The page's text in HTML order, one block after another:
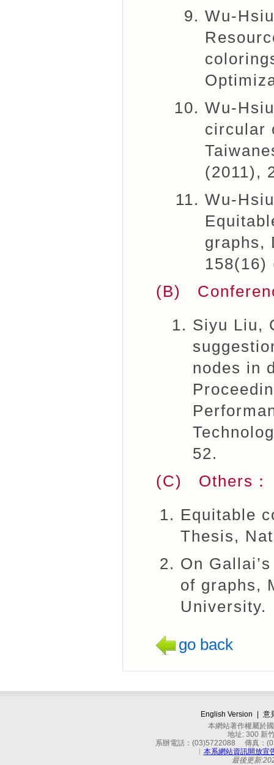
Wu-
Wu-
circular
(2011),
Wu-
graphs,
158(16)
(B)
Siyu Liu,
nodes in
52.
(C) Others：
Equitable
Thesis,
On
of graphs,
University.
go back
English Version | 意
本網站著作權屬於
地址: 300 新
系辦電話：(03)5722088 傳真：
︱ 本系網站資訊開放宣
最後更新